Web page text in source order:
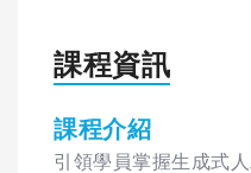
課程資訊
課程介紹
引領學員掌握生成式